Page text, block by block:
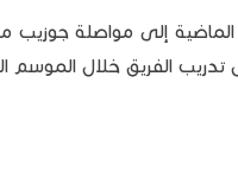
إلى مواصلة جوزيب
تدريب الفريق خلال الموسم